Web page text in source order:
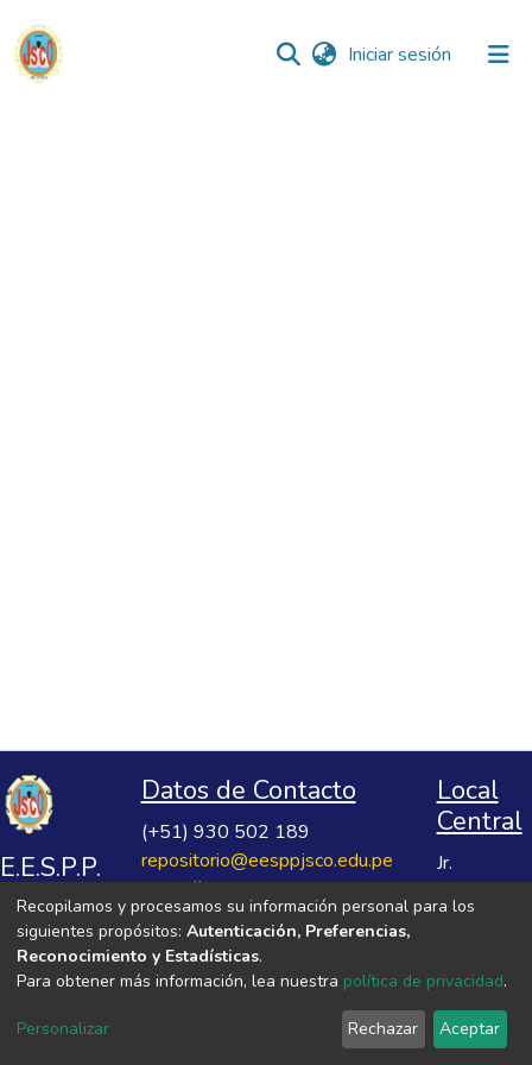
Iniciar sesión (current)
E.E.S.P.P.
José
Salvador
Cavero
Ovalle
Datos de Contacto
(+51) 930 502 189
repositorio@eesppjsco.edu.pe
https://repositorio.eesppjsco.edu.pe
Local
Central
Jr.
No 624
Ayacucho
VER MIS ESTADÍSTICAS
Recopilamos y procesamos su información personal para los
siguientes propósitos: Autenticación, Preferencias,
Reconocimiento y Estadísticas.
Para obtener más información, lea nuestra política de privacidad.
Personalizar Rechazar Aceptar